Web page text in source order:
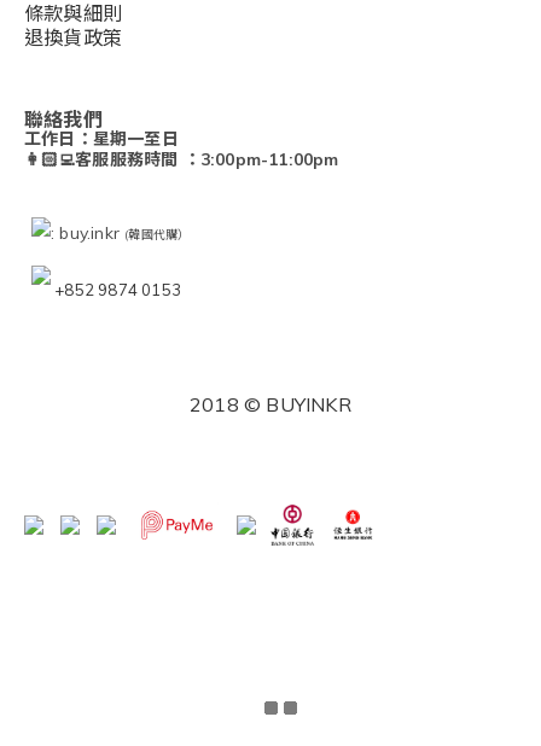
條款與細則
退換貨政策
聯絡我們
工作日：星期一至日
👩🏻‍💻客服服務時間 ：3:00pm-11:00pm
: buy.inkr (韓國代購）
+852 9874 0153
2018 © BUYINKR